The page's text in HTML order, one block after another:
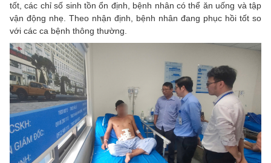
tốt, các chỉ số sinh tồn ổn định, bệnh nhân có thể ăn uống và tập
vận động nhẹ. Theo nhận định, bệnh nhân đang phục hồi tốt so
với các ca bệnh thông thường.